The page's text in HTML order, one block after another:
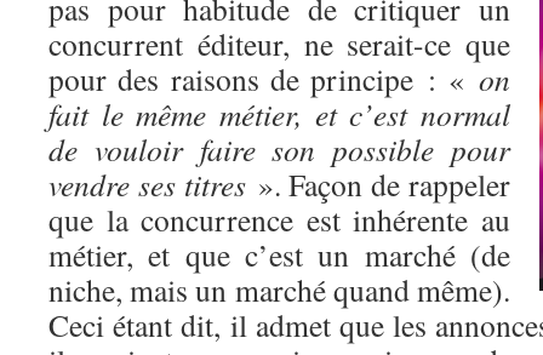
pas pour habitude de critiquer un
concurrent éditeur, ne serait-ce que
pour des raisons de principe : « on
fait le même métier, et c’est normal
de vouloir faire son possible pour
vendre ses titres». Façon de rappeler
que la concurrence est inhérente au
métier, et que c’est un marché (de
niche, mais un marché quand même).
Ceci étant dit, il admet que les